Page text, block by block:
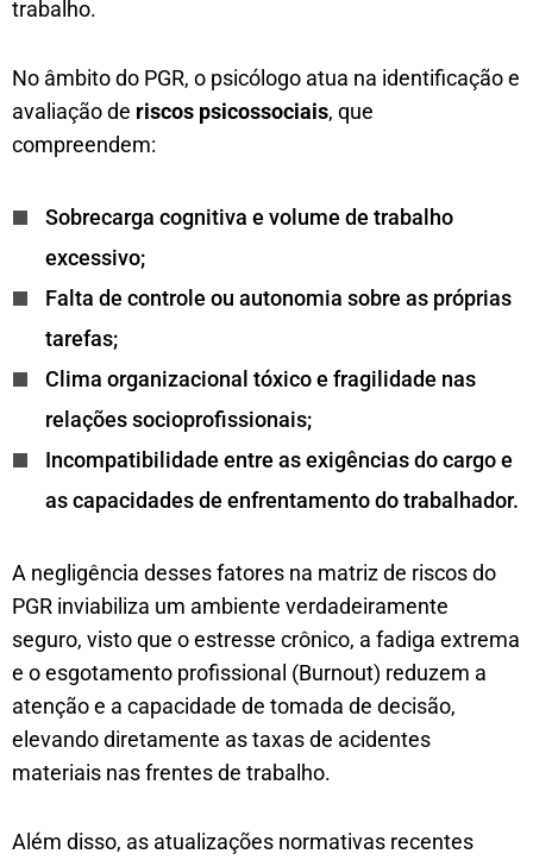
trabalho.
No âmbito do PGR, o psicólogo atua na identificação e
avaliação de riscos psicossociais, que
compreendem:
Sobrecarga cognitiva e volume de trabalho
excessivo;
Falta de controle ou autonomia sobre as próprias
tarefas;
Clima organizacional tóxico e fragilidade nas
relações socioprofissionais;
Incompatibilidade entre as exigências do cargo e
as capacidades de enfrentamento do trabalhador.
A negligência desses fatores na matriz de riscos do
PGR inviabiliza um ambiente verdadeiramente
seguro, visto que o estresse crônico, a fadiga extrema
e o esgotamento profissional (Burnout) reduzem a
atenção e a capacidade de tomada de decisão,
elevando diretamente as taxas de acidentes
materiais nas frentes de trabalho.
Além disso, as atualizações normativas recentes